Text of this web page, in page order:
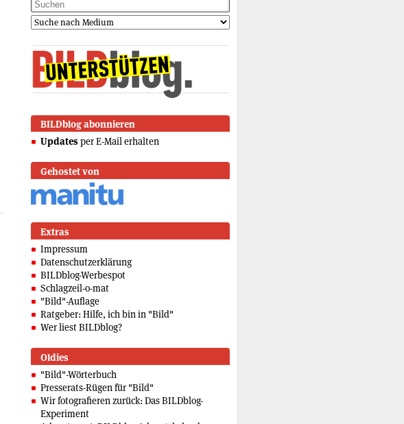
BILDblog abonnieren
Updates per E-Mail erhalten
Gehostet von
Extras
Impressum
Datenschutzerklärung
BILDblog-Werbespot
Schlagzeil-o-mat
"Bild"-Auflage
Ratgeber: Hilfe, ich bin in "Bild"
Wer liest BILDblog?
Oldies
"Bild"-Wörterbuch
Presserats-Rügen für "Bild"
Wir fotografieren zurück: Das BILDblog-
Experiment